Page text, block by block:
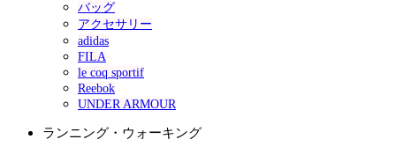
バッグ
アクセサリー
adidas
FILA
le coq sportif
Reebok
UNDER ARMOUR
ランニング・ウォーキング